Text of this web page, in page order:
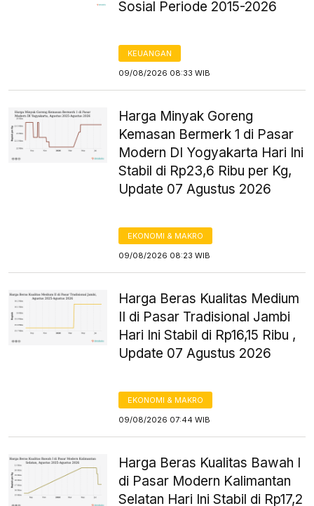
Sosial Periode 2015-2026
KEUANGAN
09/08/2026 08:33 WIB
Harga Minyak Goreng
Kemasan Bermerk 1 di Pasar
Modern DI Yogyakarta Hari Ini
Stabil di Rp23,6 Ribu per Kg,
Update 07 Agustus 2026
EKONOMI & MAKRO
09/08/2026 08:23 WIB
Harga Beras Kualitas Medium
II di Pasar Tradisional Jambi
Hari Ini Stabil di Rp16,15 Ribu ,
Update 07 Agustus 2026
EKONOMI & MAKRO
09/08/2026 07:44 WIB
Harga Beras Kualitas Bawah I
di Pasar Modern Kalimantan
Selatan Hari Ini Stabil di Rp17,2